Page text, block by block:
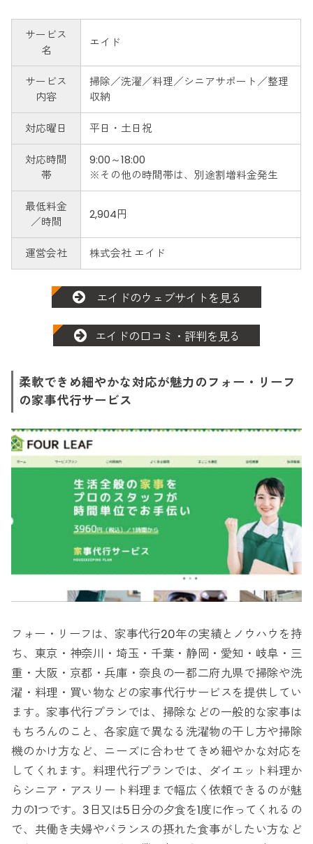
サービス
名
エイド
サービス
内容
掃除／洗濯／料理／シニアサポート／整理
収納
対応曜日 平日・土日祝
対応時間
帯
9:00～18:00
※その他の時間帯は、別途割増料金発生
最低料金
／時間
2,904円
運営会社 株式会社 エイド
エイドのウェブサイトを見る
エイドの口コミ・評判を見る
柔軟できめ細やかな対応が魅力のフォー・リーフ
の家事代行サービス
フォー・リーフは、家事代行20年の実績とノウハウを持
ち、東京・神奈川・埼玉・千葉・静岡・愛知・岐阜・三
重・大阪・京都・兵庫・奈良の一都二府九県で掃除や洗
濯・料理・買い物などの家事代行サービスを提供してい
ます。家事代行プランでは、掃除などの一般的な家事は
もちろんのこと、各家庭で異なる洗濯物の干し方や掃除
機のかけ方など、ニーズに合わせてきめ細やかな対応を
してくれます。料理代行プランでは、ダイエット料理か
らシニア・アスリート料理まで幅広く依頼できるのが魅
力の1つです。3日又は5日分の夕食を1度に作ってくれるの
で、共働き夫婦やバランスの摂れた食事がしたい方など